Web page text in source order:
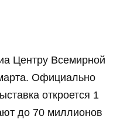
Центру Всемирной
Официально
откроется 1
до 70 миллионов